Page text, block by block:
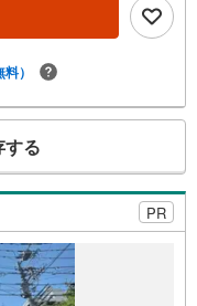
スペースを設置していま
）
る
PR